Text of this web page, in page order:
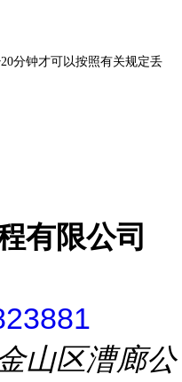
20分钟才可以按照有关规定丢
有限公司
山区漕廊公